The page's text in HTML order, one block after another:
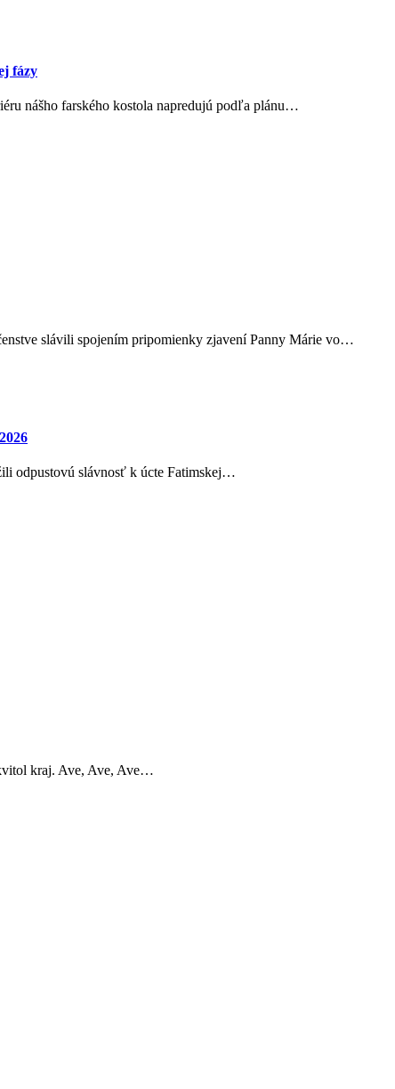
fázy
nášho farského kostola napredujú podľa plánu…
slávili spojením pripomienky zjavení Panny Márie vo…
odpustovú slávnosť k úcte Fatimskej…
kraj. Ave, Ave, Ave…